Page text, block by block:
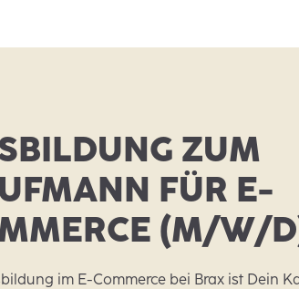
ZUM
FÜR E-
(M/W/
im E-Commerce bei Brax ist Dein